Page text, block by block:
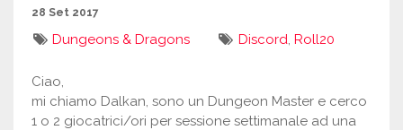
28 Set 2017
Dungeons & Dragons Discord, Roll20
Ciao,
mi chiamo Dalkan, sono un Dungeon Master e cerco
1 o 2 giocatrici/ori per sessione settimanale ad una